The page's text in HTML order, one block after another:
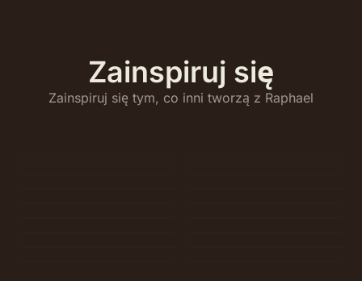
Zainspiruj się
Zainspiruj się tym, co inni tworzą z Raphael